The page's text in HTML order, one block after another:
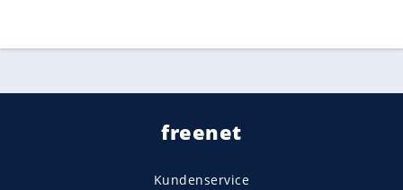
freenet
Kundenservice